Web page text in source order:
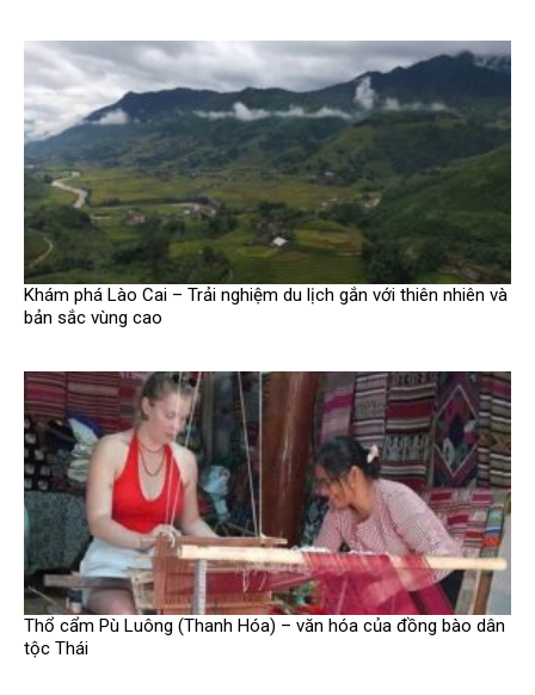
Khám phá Lào Cai – Trải nghiệm du lịch gắn với thiên nhiên và
bản sắc vùng cao
Thổ cẩm Pù Luông (Thanh Hóa) – văn hóa của đồng bào dân
tộc Thái